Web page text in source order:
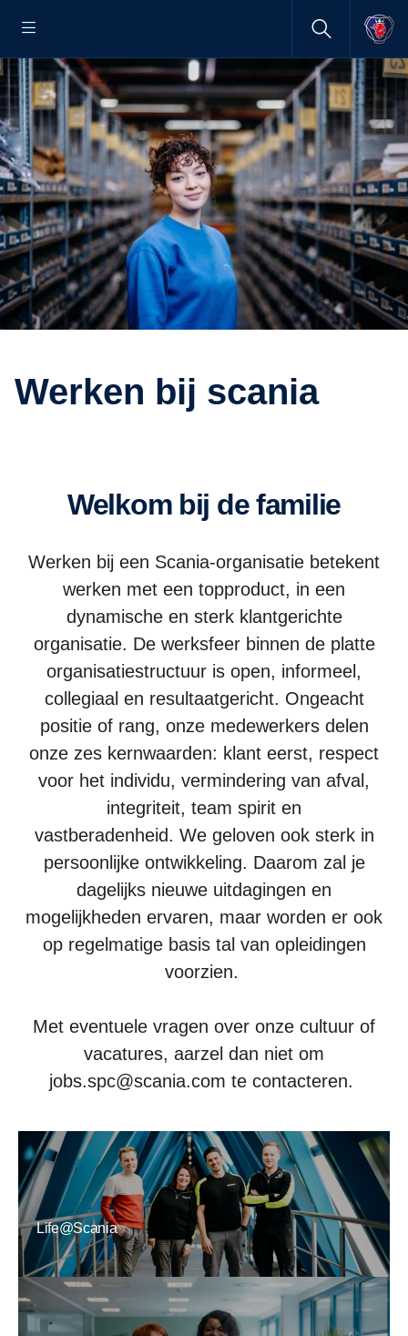
Werken bij scania
Welkom bij de familie
Werken bij een Scania-organisatie betekent
werken met een topproduct, in een
dynamische en sterk klantgerichte
organisatie. De werksfeer binnen de platte
organisatiestructuur is open, informeel,
collegiaal en resultaatgericht. Ongeacht
positie of rang, onze medewerkers delen
onze zes kernwaarden: klant eerst, respect
voor het individu, vermindering van afval,
integriteit, team spirit en
vastberadenheid. We geloven ook sterk in
persoonlijke ontwikkeling. Daarom zal je
dagelijks nieuwe uitdagingen en
mogelijkheden ervaren, maar worden er ook
op regelmatige basis tal van opleidingen
voorzien.
Met eventuele vragen over onze cultuur of
vacatures, aarzel dan niet om
jobs.spc@scania.com te contacteren.
Life@Scania